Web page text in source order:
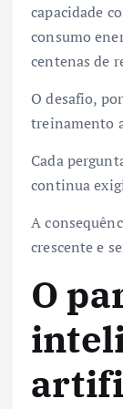
capacidade
consumo
centenas de
O desafio,
treinamento
Cada
continua
A
crescente e
O